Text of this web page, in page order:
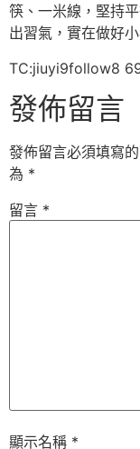
筷、一米線，堅持
出習氣，實在做好
TC:jiuyi9follow8
發佈留言
發佈留言必須填寫
為 *
留言 *
顯示名稱 *